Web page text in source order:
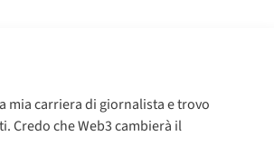
mia carriera di giornalista e trovo
Credo che Web3 cambierà il